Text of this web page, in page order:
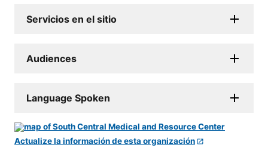
Servicios en el sitio
Audiences
Language Spoken
Actualize la información de esta organización